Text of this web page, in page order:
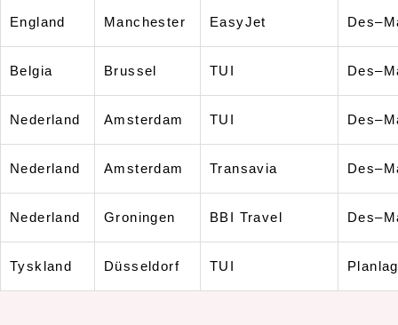
England Manchester EasyJet
Belgia Brussel TUI
Nederland Amsterdam TUI
Nederland Amsterdam Transavia
Nederland Groningen BBI Travel
Tyskland Düsseldorf TUI